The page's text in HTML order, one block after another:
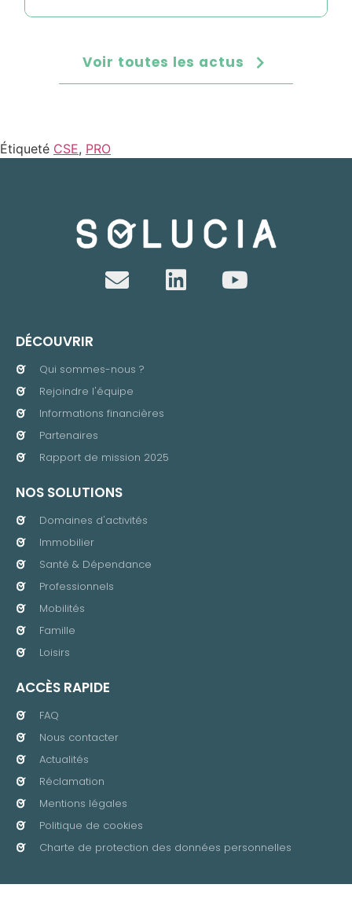
Voir toutes les actus
Étiqueté CSE, PRO
DÉCOUVRIR
Qui sommes-nous ?
Rejoindre l'équipe
Informations financières
Partenaires
Rapport de mission 2025
NOS SOLUTIONS
Domaines d'activités
Immobilier
Santé & Dépendance
Professionnels
Mobilités
Famille
Loisirs
ACCÈS RAPIDE
FAQ
Nous contacter
Actualités
Réclamation
Mentions légales
Politique de cookies
Charte de protection des données personnelles